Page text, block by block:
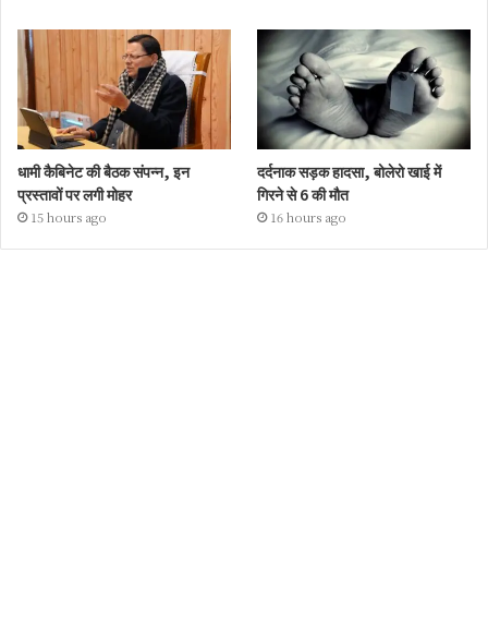
धामी कैबिनेट की बैठक संपन्न, इन
प्रस्तावों पर लगी मोहर
15 hours ago
दर्दनाक सड़क हादसा, बोलेरो खाई में
गिरने से 6 की मौत
16 hours ago